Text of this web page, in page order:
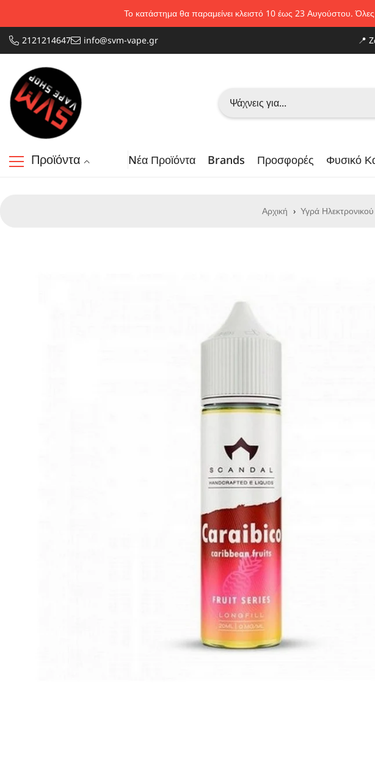
Το κατάστημα θα παραμείνει κλειστό 10 έως 23 Αυγούστου.
2121214647 info@svm-vape.gr 📍
Προϊόντα Nέα Προϊόντα Brands Προσφορές Φυσικό
Αρχική › Υγρά